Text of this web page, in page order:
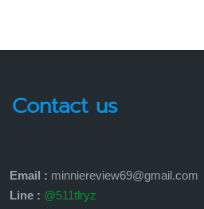
Contact us
Email : minniereview69@gmail.com
Line : @511tlryz